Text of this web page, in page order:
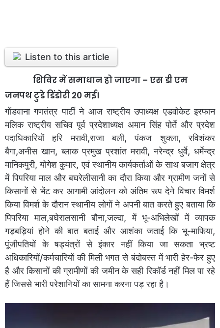
Listen to this article
शिविर में समाधान हो जाएगा – एस डी एम
जनपथ टुडे डिंडोरी 20 मई।
गोंडवाना गणतंत्र पार्टी ने आज राष्ट्रीय उपाध्यक्ष एडवोकेट इरफान
मलिक राष्ट्रीय सचिव पूर्व प्रदेशाध्यक्ष अमान सिंह पोर्ते और प्रदेश
पदाधिकारियों हरि मरावी,राजा बली, पंकज शुक्ला, रविशंकर
बैगा,अनीस खान, ब्लाक प्रमुख प्रशांत मरावी, नरेन्द्र धुर्वे, धर्मेन्द्र
मानिकपुरी, योगेश कुमार, एवं स्थानीय कार्यकर्ताओं के साथ बजाग क्षेत्र
में पिपरिया माल और बघरेलीसानी का दौरा किया और ग्रामीण जनों से
किसानों से भेंट कर आगामी आंदोलन को अंतिम रूप देने विचार विमर्श
किया विमर्श के दौरान स्थानीय लोगों ने अपनी बात करते हुए बताया कि
पिपरिया माल,बघेरालसानी बौना,जल्दा, में भू-अभिलेखों में व्यापक
गड़बड़ियां होने की बात बताई और आशंका जताई कि भू-माफिया,
पूंजीपतियों के षड्यंत्रों से इंकार नहीं किया जा सकता भ्रष्ट
अधिकारियों/कर्मचारियों की मिली भगत से बंदोबस्त में भारी हेर-फेर हुए
है और किसानों की ग्रामीणों की जमीन के सही रिकॉर्ड नहीं मिल पा रहे
हैं जिससे भारी परेशानियों का सामना करना पड़ रहा है।